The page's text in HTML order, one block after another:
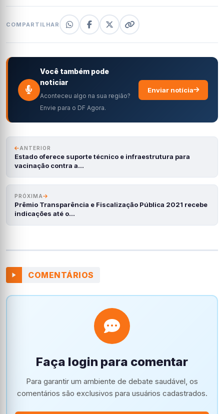
COMPARTILHAR
Você também pode
noticiar
Aconteceu algo na sua região?
Envie para o DF Agora.
Enviar notícia
ANTERIOR
Estado oferece suporte técnico e infraestrutura para
vacinação contra a…
PRÓXIMA
Prêmio Transparência e Fiscalização Pública 2021 recebe
indicações até o…
COMENTÁRIOS
Faça login para comentar
Para garantir um ambiente de debate saudável, os
comentários são exclusivos para usuários cadastrados.